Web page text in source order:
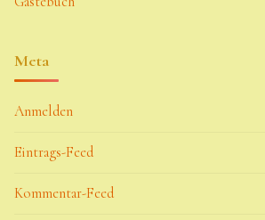
Meta
Anmelden
Eintrags-Feed
Kommentar-Feed